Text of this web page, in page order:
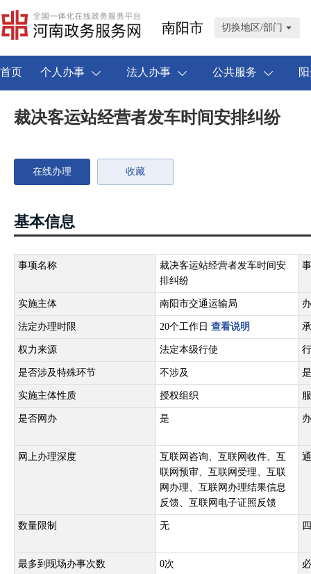
南阳市 切换地区/部门
首页 个人办事 法人办事 公共服务
裁决客运站经营者发车时间安排纠纷
在线办理 收藏
基本信息
事项名称
裁决客运站经营者发车时间安
排纠纷
实施主体 南阳市交通运输局
法定办理时限 20个工作日 查看说明
权力来源 法定本级行使
是否涉及特殊环节 不涉及
实施主体性质 授权组织
是否网办 是
网上办理深度
互联网咨询、互联网收件、互
联网预审、互联网受理、互联
网办理、互联网办理结果信息
反馈、互联网电子证照反馈
数量限制 无
最多到现场办事次数 0次